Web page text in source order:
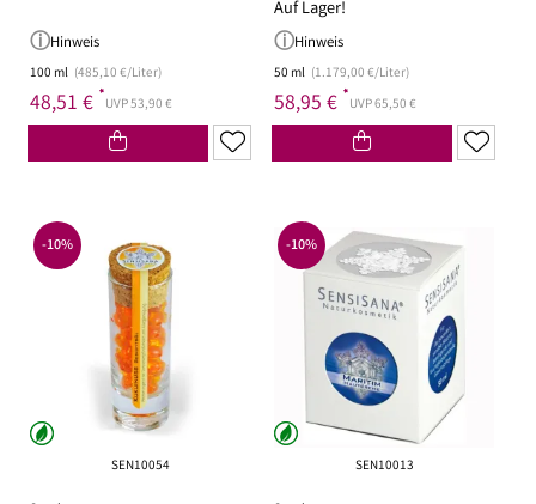
Hinweis
100 ml (485,10 €/Liter)
48,51 € *UVP 53,90 €
Auf Lager!
Hinweis
50 ml (1.179,00 €/Liter)
58,95 € *UVP 65,50 €
SEN10054
-10%
SEN10013
-10%